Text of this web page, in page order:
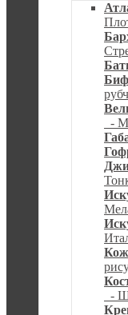
-
-